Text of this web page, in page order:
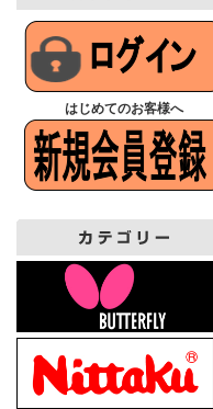
はじめてのお客様へ